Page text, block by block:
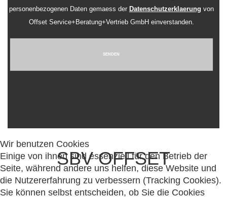
personenbezogenen Daten gemaess der Datenschutzerklaerung von
Offset Service+Beratung+Vertrieb GmbH einverstanden.
SENDEN
SBV OFFSET
Wir benutzen Cookies
Einige von ihnen sind essenziell für den Betrieb der
Seite, während andere uns helfen, diese Website und
die Nutzererfahrung zu verbessern (Tracking Cookies).
Sie können selbst entscheiden, ob Sie die Cookies